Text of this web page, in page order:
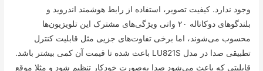
وجود ندارد. کیفیت تصویر، استفاده از رابط هوشمند اندروید و
بلندگو‌های دوکاناله ۲۰ واتی ویژگی‌های مشترک این تلویزیون‌ها
محسوب می‌شوند، اما برخی تفاوت‌های جزیی مثل قابلیت کنترل
تطبیقی صدا در مدل LU821S باعث شده تا قیمت آن کمی بیشتر باشد.
قابلیتی که باعث می‌شود صدا به‌صورت خودکار تنظیم شود و مثلا موقع